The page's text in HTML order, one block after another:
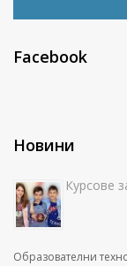
Facebook
Новини
Курсове
Образователни